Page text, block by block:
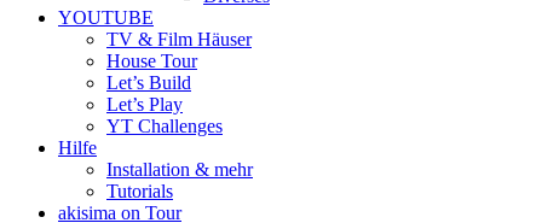
YOUTUBE
TV & Film Häuser
House Tour
Let’s Build
Let’s Play
YT Challenges
Hilfe
Installation & mehr
Tutorials
akisima on Tour